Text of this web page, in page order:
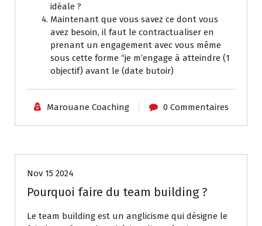
idéale ?
Maintenant que vous savez ce dont vous
avez besoin, il faut le contractualiser en
prenant un engagement avec vous même
sous cette forme “je m’engage à atteindre (1
objectif) avant le (date butoir)
Marouane Coaching 0 Commentaires
Nov 15 2024
Pourquoi faire du team building ?
Le team building est un anglicisme qui désigne le